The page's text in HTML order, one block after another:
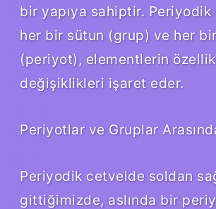
bir yapıya sahiptir.
her bir sütun (grup) ve her
(periyot), elementlerin
değişiklikleri işaret eder.
Periyotlar ve Gruplar
Periyodik cetvelde soldan
gittiğimizde, aslında bir